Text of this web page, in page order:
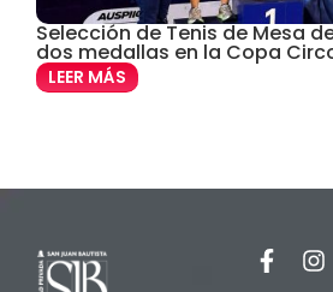
Derecho
Enfermería
Facultad de Ciencias de la Salud
Selección de Tenis de Mesa
dos medallas en la Copa
LEER MÁS